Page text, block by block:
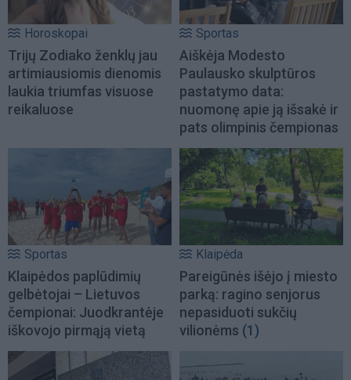
Horoskopai
Trijų Zodiako ženklų jau
artimiausiomis dienomis
laukia triumfas visuose
reikaluose
Sportas
Aiškėja Modesto
Paulausko skulptūros
pastatymo data:
nuomonę apie ją išsakė ir
pats olimpinis čempionas
Sportas
Klaipėdos paplūdimių
gelbėtojai – Lietuvos
čempionai: Juodkrantėje
iškovojo pirmąją vietą
Klaipėda
Pareigūnės išėjo į miesto
parką: ragino senjorus
nepasiduoti sukčių
vilionėms (1)